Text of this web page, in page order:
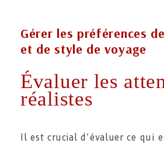
Gérer les préférences
et de style de voyage
Évaluer les
réalistes
Il est crucial d’évaluer ce qui